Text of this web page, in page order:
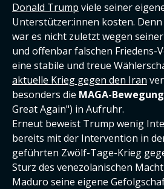
Donald Trump viele seiner
Unterstützer:innen kosten.
war es nicht zuletzt wegen
und offenbar falschen Friedens-
eine stabile und treue
aktuelle Krieg gegen den Iran
besonders die MAGA-Bewegung
Great Again") in Aufruhr.
Erneut beweist Trump wenig
bereits mit der Intervention in
geführten Zwölf-Tage-Krieg
Sturz des venezolanischen
Maduro seine eigene